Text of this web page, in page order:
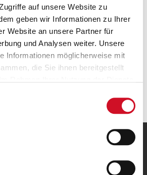
auf unsere Website zu
geben wir Informationen zu Ihrer
Website an unsere Partner für
und Analysen weiter. Unsere
Informationen möglicherweise mit
die Sie ihnen bereitgestellt